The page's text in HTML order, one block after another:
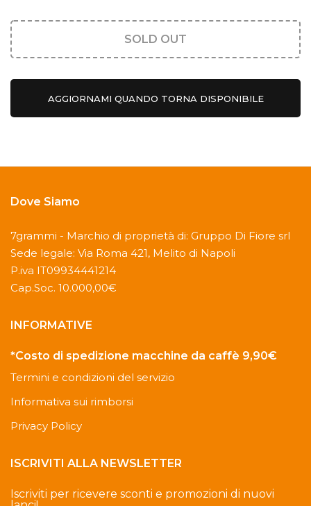
SOLD OUT
AGGIORNAMI QUANDO TORNA DISPONIBILE
Dove Siamo
7grammi - Marchio di proprietà di: Gruppo Di Fiore srl
Sede legale: Via Roma 421, Melito di Napoli
P.iva IT09934441214
Cap.Soc. 10.000,00€
INFORMATIVE
*Costo di spedizione macchine da caffè 9,90€
Termini e condizioni del servizio
Informativa sui rimborsi
Privacy Policy
ISCRIVITI ALLA NEWSLETTER
Iscriviti per ricevere sconti e promozioni di nuovi